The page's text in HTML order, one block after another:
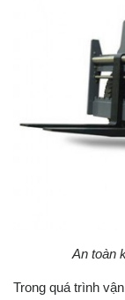
An toàn
Trong quá trình